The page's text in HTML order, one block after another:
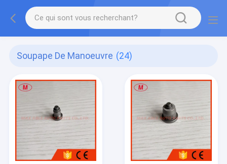
Soupape De Manoeuvre (24)